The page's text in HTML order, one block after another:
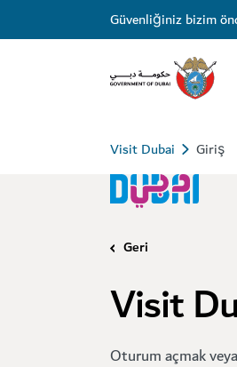
Güvenliğiniz bizim
Visit Dubai Giriş
Geri
Visit
Oturum açmak